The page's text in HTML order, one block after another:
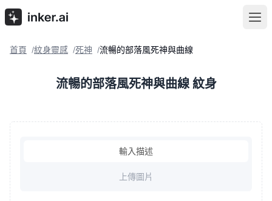
首頁 /紋身靈感 /死神 /流暢的部落風死神與曲線
流暢的部落風死神與曲線 紋身
輸入描述
上傳圖片